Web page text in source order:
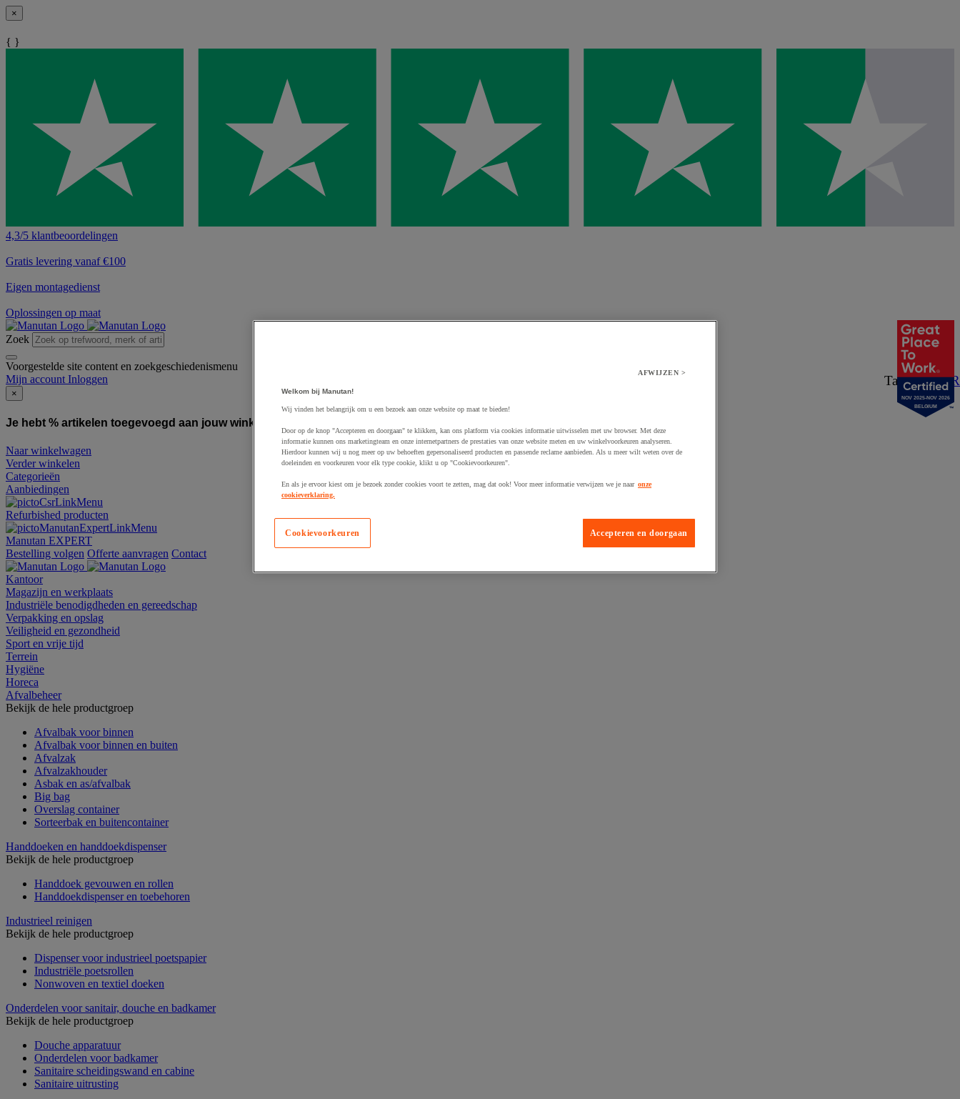
×
{ }
4,3/5 klantbeoordelingen
Gratis levering vanaf €100
Eigen montagedienst
Oplossingen op maat
Zoek
Voorgestelde site content en zoekgeschiedenismenu
Taal:NL/FR
Mijn account Inloggen
×
Je hebt % artikelen toegevoegd aan jouw winkelwagen:
Naar winkelwagen
Verder winkelen
Categorieën
Aanbiedingen
Refurbished producten
Manutan EXPERT
Bestelling volgen Offerte aanvragen Contact
Kantoor
Magazijn en werkplaats
Industriële benodigdheden en gereedschap
Verpakking en opslag
Veiligheid en gezondheid
Sport en vrije tijd
Terrein
Hygiëne
Horeca
Afvalbeheer
Bekijk de hele productgroep
Afvalbak voor binnen
Afvalbak voor binnen en buiten
Afvalzak
Afvalzakhouder
Asbak en as/afvalbak
Big bag
Overslag container
Sorteerbak en buitencontainer
Handdoeken en handdoekdispenser
Bekijk de hele productgroep
Handdoek gevouwen en rollen
Handdoekdispenser en toebehoren
Industrieel reinigen
Bekijk de hele productgroep
Dispenser voor industrieel poetspapier
Industriële poetsrollen
Nonwoven en textiel doeken
Onderdelen voor sanitair, douche en badkamer
Bekijk de hele productgroep
Douche apparatuur
Onderdelen voor badkamer
Sanitaire scheidingswand en cabine
Sanitaire uitrusting
NOV 2025-NOV 2026
BELGIUM
AFWIJZEN >
Welkom bij Manutan!
Wij vinden het belangrijk om u een bezoek aan onze website op maat te bieden!
Door op de knop "Accepteren en doorgaan" te klikken, kan ons platform via cookies informatie uitwisselen met uw browser. Met deze
informatie kunnen ons marketingteam en onze internetpartners de prestaties van onze website meten en uw winkelvoorkeuren analyseren.
Hierdoor kunnen wij u nog meer op uw behoeften gepersonaliseerd producten en passende reclame aanbieden. Als u meer wilt weten over de
doeleinden en voorkeuren voor elk type cookie, klikt u op "Cookievoorkeuren".
En als je ervoor kiest om je bezoek zonder cookies voort te zetten, mag dat ook! Voor meer informatie verwijzen we je naar onze
cookieverklaring.
Accepteren en doorgaan
Cookievoorkeuren